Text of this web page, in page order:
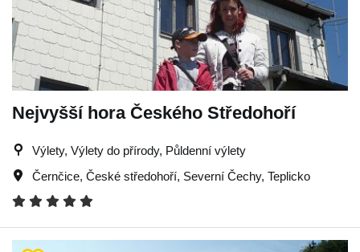
Nejvyšší hora Českého Středohoří
Výlety, Výlety do přírody, Půldenní výlety
Černčice, České středohoří, Severní Čechy, Teplicko